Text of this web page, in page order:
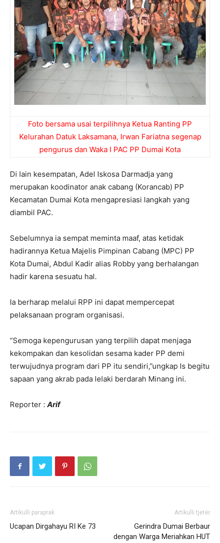
Foto bersama usai terpilihnya Ketua Ranting PP
Kelurahan Datuk Laksamana, Irwan Fariatna segenap
pengurus dan Waka I PAC PP Dumai Kota
Di lain kesempatan, Adel Iskosa Darmadja yang
merupakan koodinator anak cabang (Korancab) PP
Kecamatan Dumai Kota mengapresiasi langkah yang
diambil PAC.
Sebelumnya ia sempat meminta maaf, atas ketidak
hadirannya Ketua Majelis Pimpinan Cabang (MPC) PP
Kota Dumai, Abdul Kadir alias Robby yang berhalangan
hadir karena sesuatu hal.
Ia berharap melalui RPP ini dapat mempercepat
pelaksanaan program organisasi.
“Semoga kepengurusan yang terpilih dapat menjaga
kekompakan dan kesolidan sesama kader PP demi
terwujudnya program dari PP itu sendiri,”ungkap Is begitu
sapaan yang akrab pada lelaki berdarah Minang ini.
Reporter : Arif
Artikulli paraprak
Ucapan Dirgahayu RI Ke 73
Artikulli tjetër
Gerindra Dumai Berbaur
dengan Warga Meriahkan HUT